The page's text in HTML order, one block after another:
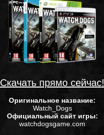
Скачать прямо сейчас!
Оригинальное название:
Watch_Dogs
Официальный сайт игры:
watchdogsgame.com